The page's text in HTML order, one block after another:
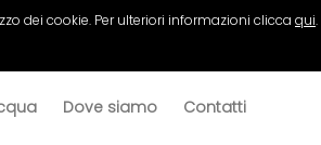
dei cookie. Per ulteriori informazioni clicca qui.
Dove siamo Contatti